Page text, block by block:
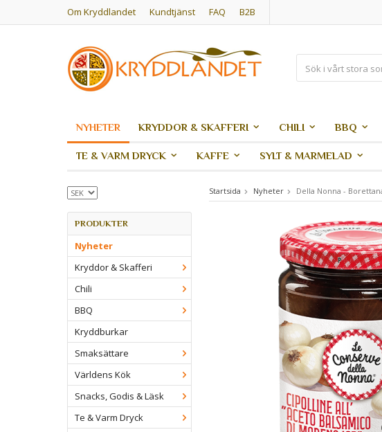
Om Kryddlandet Kundtjänst FAQ B2B
NYHETER KRYDDOR & SKAFFERI CHILI BBQ
TE & VARM DRYCK KAFFE SYLT & MARMELAD
PRODUKTER
Nyheter
Kryddor & Skafferi
Chili
BBQ
Kryddburkar
Smaksättare
Världens Kök
Snacks, Godis & Läsk
Te & Varm Dryck
Startsida Nyheter Della Nonna -